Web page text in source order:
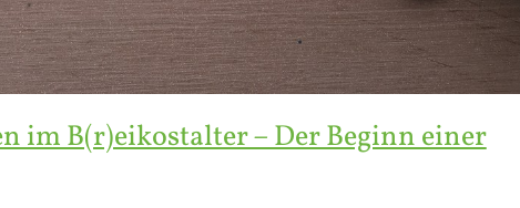
im B(r)eikostalter – Der Beginn einer